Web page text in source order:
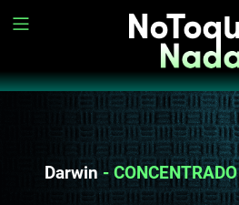
Darwin- CONCENTRADO